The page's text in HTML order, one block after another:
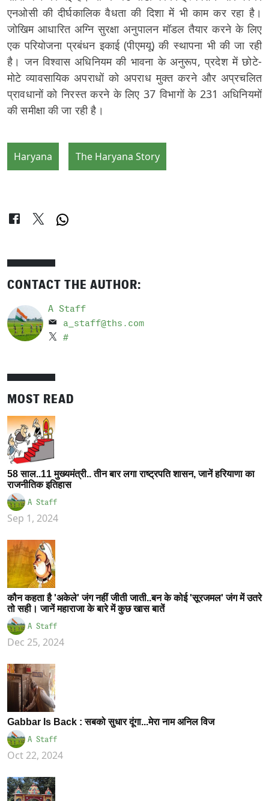
एनओसी की दीर्घकालिक वैधता की दिशा में भी काम कर रहा है।
जोखिम आधारित अग्नि सुरक्षा अनुपालन मॉडल तैयार करने के लिए
एक परियोजना प्रबंधन इकाई (पीएमयू) की स्थापना भी की जा रही
है। जन विश्वास अधिनियम की भावना के अनुरूप, प्रदेश में छोटे-
मोटे व्यावसायिक अपराधों को अपराध मुक्त करने और अप्रचलित
प्रावधानों को निरस्त करने के लिए 37 विभागों के 231 अधिनियमों
की समीक्षा की जा रही है।
Haryana The Haryana Story
CONTACT THE AUTHOR:
A Staff
a_staff@ths.com
#
MOST READ
58 साल..11 मुख्यमंत्री.. तीन बार लगा राष्ट्रपति शासन, जानें हरियाणा का
राजनीतिक इतिहास
A Staff
Sep 1, 2024
कौन कहता है 'अकेले' जंग नहीं जीती जाती..बन के कोई 'सूरजमल' जंग में उतरे
तो सही। जानें महाराजा के बारे में कुछ खास बातें
A Staff
Dec 25, 2024
Gabbar Is Back : सबको सुधार दूंगा...मेरा नाम अनिल विज
A Staff
Oct 22, 2024